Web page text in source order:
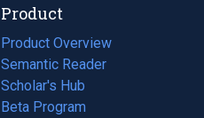
Product
Product Overview
Semantic Reader
Scholar's Hub
Beta Program